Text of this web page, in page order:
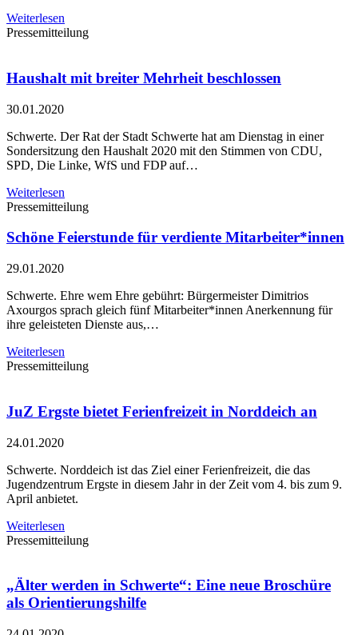
Weiterlesen
Pressemitteilung
Haushalt mit breiter Mehrheit beschlossen
30.01.2020
Schwerte. Der Rat der Stadt Schwerte hat am Dienstag in einer
Sondersitzung den Haushalt 2020 mit den Stimmen von CDU,
SPD, Die Linke, WfS und FDP auf…
Weiterlesen
Pressemitteilung
Schöne Feierstunde für verdiente Mitarbeiter*innen
29.01.2020
Schwerte. Ehre wem Ehre gebührt: Bürgermeister Dimitrios
Axourgos sprach gleich fünf Mitarbeiter*innen Anerkennung für
ihre geleisteten Dienste aus,…
Weiterlesen
Pressemitteilung
JuZ Ergste bietet Ferienfreizeit in Norddeich an
24.01.2020
Schwerte. Norddeich ist das Ziel einer Ferienfreizeit, die das
Jugendzentrum Ergste in diesem Jahr in der Zeit vom 4. bis zum 9.
April anbietet.
Weiterlesen
Pressemitteilung
„Älter werden in Schwerte“: Eine neue Broschüre
als Orientierungshilfe